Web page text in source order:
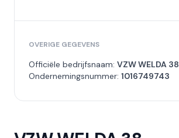
OVERIGE GEGEVENS
Officiële bedrijfsnaam: VZW WELDA 38
Ondernemingsnummer: 1016749743